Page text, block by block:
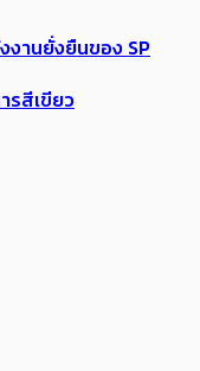
านยั่งยืนของ SP
รสีเขียว